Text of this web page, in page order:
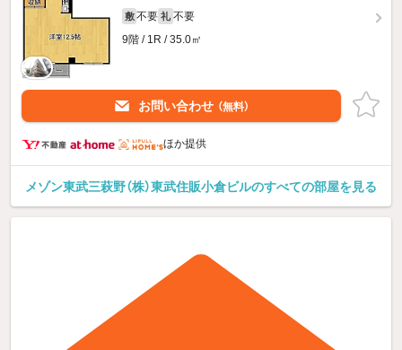
敷 不要 礼 不要
9階 / 1R / 35.0㎡
お問い合わせ （無料）
ほか提供
メゾン東武三萩野（株）東武住販小倉ビルのすべての部屋を見る